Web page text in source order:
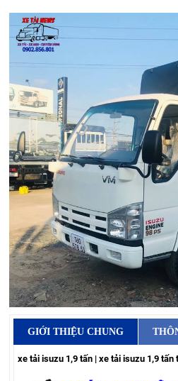
GIỚI THIỆU CHUNG
xe tải isuzu 1,9 tấn | xe tải isuzu 1,9